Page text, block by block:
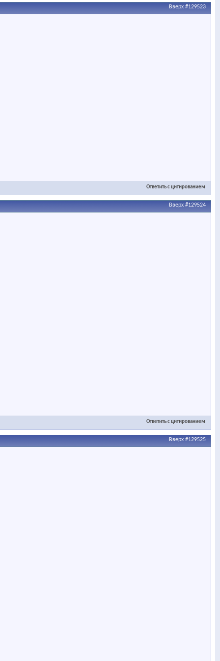
Вверх #129523
Ответить с цитированием
Вверх #129524
Ответить с цитированием
Вверх #129525